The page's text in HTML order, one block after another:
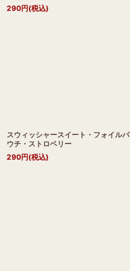
290円(税込)
スウィッシャースイート・フォイルパ
ウチ・ストロベリー
290円(税込)